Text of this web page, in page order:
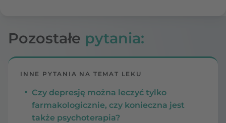
Pozostałe pytania:
INNE PYTANIA NA TEMAT LEKU
Czy depresję można leczyć tylko
farmakologicznie, czy konieczna jest
także psychoterapia?